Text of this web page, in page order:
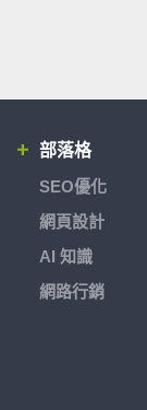
部落格
SEO優化
網頁設計
AI 知識
網路行銷